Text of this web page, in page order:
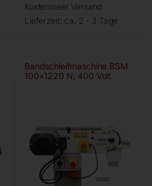
Kostenloser Versand
Lieferzeit: ca. 2 - 3 Tage
Bandschleifmaschine BSM
100×1220 N, 400 Volt